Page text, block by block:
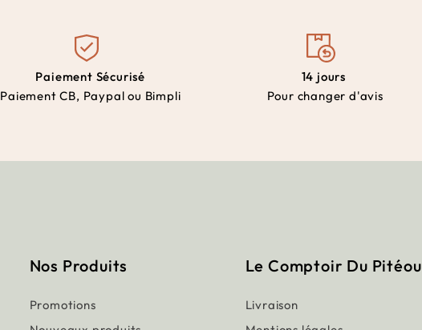
Paiement Sécurisé
Paiement CB, Paypal ou Bimpli
14 jours
Pour changer d'avis
Nos Produits
Promotions
Le Comptoir Du Pitéou
Livraison